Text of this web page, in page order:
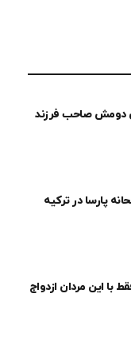
دومش صاحب فرزند
پارسا در ترکیه
با این مردان ازدواج